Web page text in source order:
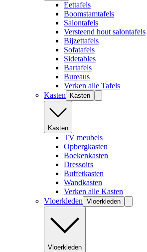
Eettafels
Boomstamtafels
Salontafels
Versteend hout salontafels
Bijzettafels
Sofatafels
Sidetables
Bartafels
Bureaus
Verken alle Tafels
Kasten
Kasten
Kasten
TV meubels
Opbergkasten
Boekenkasten
Dressoirs
Buffetkasten
Wandkasten
Verken alle Kasten
Vloerkleden Vloerkleden
Vloerkleden